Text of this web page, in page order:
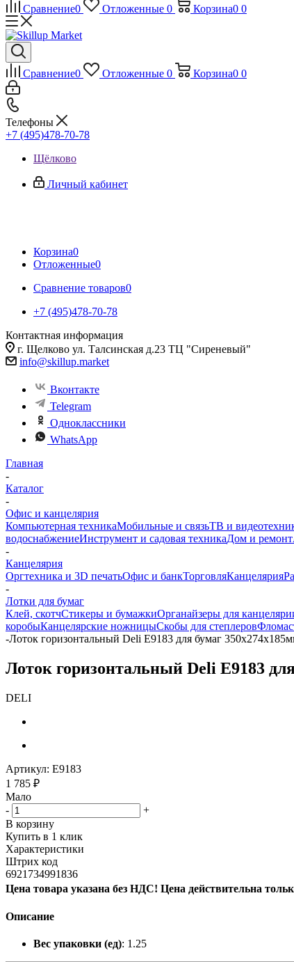
Сравнение0 Отложенные 0 Корзина0 0
Сравнение0 Отложенные 0 Корзина0 0
Телефоны
+7 (495)478-70-78
Щёлково
Личный кабинет
Корзина0
Отложенные0
Сравнение товаров0
+7 (495)478-70-78
Контактная информация
г. Щелково ул. Талсинская д.23 ТЦ "Сиреневый"
info@skillup.market
Вконтакте
Telegram
Одноклассники
WhatsApp
Главная
-
Каталог
-
Офис и канцелярия
Компьютерная техникаМобильные и связьТВ и
водоснабжениеИнструмент и садовая техникаДом и ремонт
-
Канцелярия
Оргтехника и 3D печатьОфис и банкТорговляКанцелярия
-
Лотки для бумаг
Клей, скотчСтикеры и бумажкиОрганайзеры для
коробыКанцелярские ножницыСкобы для степлеров
-Лоток горизонтальный Deli E9183 для бумаг
Лоток горизонтальный Deli E9183
DELI
Артикул: E9183
1 785 ₽
Мало
-
+
В корзину
Купить в 1 клик
Характеристики
Штрих код
6921734991836
Цена товара указана без НДС! Цена действительна
Описание
Вес упаковки (ед): 1.25